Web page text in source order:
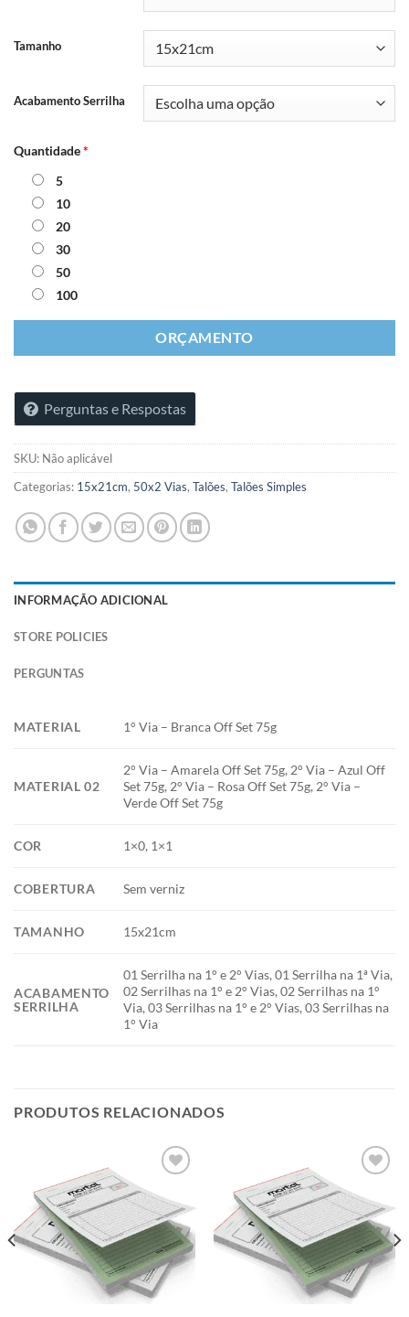
Tamanho
Acabamento Serrilha
Quantidade*
5
10
20
30
50
100
ORÇAMENTO
Perguntas e Respostas
SKU: Não aplicável
Categorias: 15x21cm, 50x2 Vias, Talões, Talões Simples
INFORMAÇÃO ADICIONAL
STORE POLICIES
PERGUNTAS
MATERIAL 1° Via – Branca Off Set 75g
MATERIAL 02
2° Via – Amarela Off Set 75g, 2° Via – Azul Off
Set 75g, 2° Via – Rosa Off Set 75g, 2° Via –
Verde Off Set 75g
COR 1×0, 1×1
COBERTURA Sem verniz
TAMANHO 15x21cm
ACABAMENTO
SERRILHA
01 Serrilha na 1° e 2° Vias, 01 Serrilha na 1ª Via,
02 Serrilhas na 1° e 2° Vias, 02 Serrilhas na 1°
Via, 03 Serrilhas na 1° e 2° Vias, 03 Serrilhas na
1° Via
PRODUTOS RELACIONADOS
Add to
wishlist
Add to
wishlist